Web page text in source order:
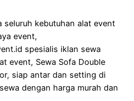
seluruh kebutuhan alat event
event,
spesialis iklan sewa
event, Sewa Sofa Double
siap antar dan setting di
dengan harga murah dan